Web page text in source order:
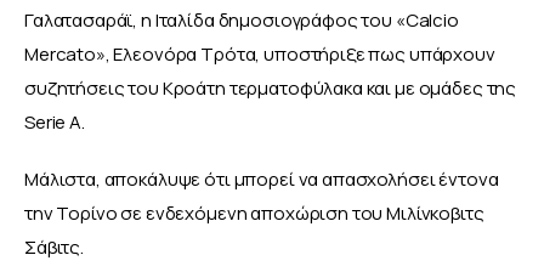
Γαλατασαράϊ, η Ιταλίδα δημοσιογράφος του «Calcio
Mercato», Ελεονόρα Τρότα, υποστήριξε πως υπάρχουν
συζητήσεις του Κροάτη τερματοφύλακα και με ομάδες της
Serie A.
Μάλιστα, αποκάλυψε ότι μπορεί να απασχολήσει έντονα
την Τορίνο σε ενδεχόμενη αποχώριση του Μιλίνκοβιτς
Σάβιτς.